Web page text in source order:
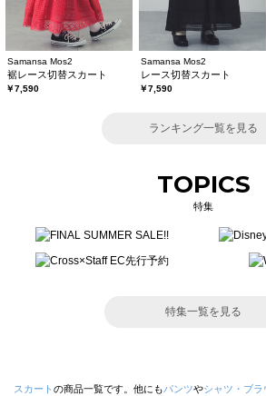
Samansa Mos2
裾レース切替スカート
￥7,590
Samansa Mos2
レース切替スカート
￥7,590
ランキング一覧を見る
TOPICS
特集
特集一覧を見る
スカート の商品一覧です。他にもパンツやシャツ・ブラ